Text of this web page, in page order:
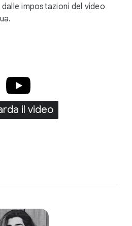
impostazioni del video
il video